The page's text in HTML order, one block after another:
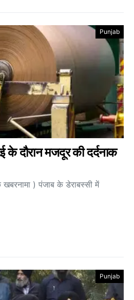
Punjab
के दौरान मजदूर की दर्दनाक
) पंजाब के डेराबस्सी में
Punjab